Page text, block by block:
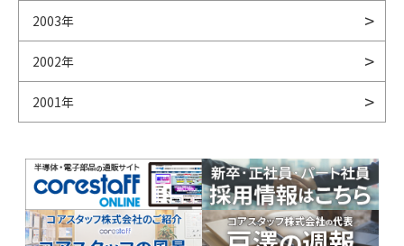
2003年
2002年
2001年